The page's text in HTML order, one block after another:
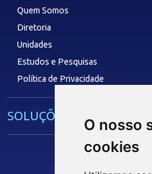
O nosso
cookies
Quem Somos
Diretoria
Unidades
Estudos e Pesquisas
Política de Privacidade
SOLUÇÕES E SERVIÇOS
Núcleo de Acesso ao Crédito